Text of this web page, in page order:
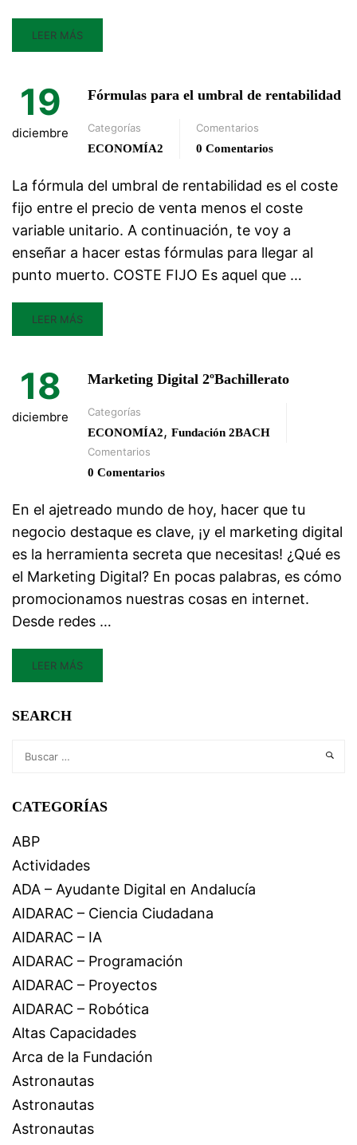
LEER MÁS
19
diciembre
Fórmulas para el umbral de rentabilidad
Categorías
ECONOMÍA2
Comentarios
0 Comentarios
La fórmula del umbral de rentabilidad es el coste
fijo entre el precio de venta menos el coste
variable unitario. A continuación, te voy a
enseñar a hacer estas fórmulas para llegar al
punto muerto. COSTE FIJO Es aquel que …
LEER MÁS
18
diciembre
Marketing Digital 2ºBachillerato
Categorías
ECONOMÍA2, Fundación 2BACH
Comentarios
0 Comentarios
En el ajetreado mundo de hoy, hacer que tu
negocio destaque es clave, ¡y el marketing digital
es la herramienta secreta que necesitas! ¿Qué es
el Marketing Digital? En pocas palabras, es cómo
promocionamos nuestras cosas en internet.
Desde redes …
LEER MÁS
SEARCH
CATEGORÍAS
ABP
Actividades
ADA – Ayudante Digital en Andalucía
AIDARAC – Ciencia Ciudadana
AIDARAC – IA
AIDARAC – Programación
AIDARAC – Proyectos
AIDARAC – Robótica
Altas Capacidades
Arca de la Fundación
Astronautas
Astronautas
Astronautas